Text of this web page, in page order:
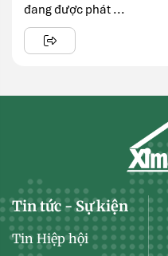
đang được phát ...
Tin tức - Sự kiện
Tin Hiệp hội